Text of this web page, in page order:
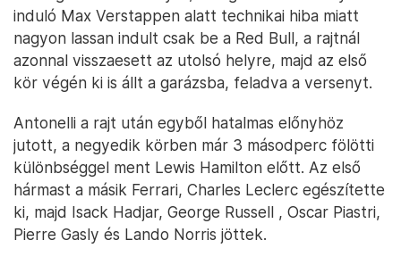
induló Max Verstappen alatt technikai hiba miatt
nagyon lassan indult csak be a Red Bull, a rajtnál
azonnal visszaesett az utolsó helyre, majd az első
kör végén ki is állt a garázsba, feladva a versenyt.
Antonelli a rajt után egyből hatalmas előnyhöz
jutott, a negyedik körben már 3 másodperc fölötti
különbséggel ment Lewis Hamilton előtt. Az első
hármast a másik Ferrari, Charles Leclerc egészítette
ki, majd Isack Hadjar, George Russell , Oscar Piastri,
Pierre Gasly és Lando Norris jöttek.